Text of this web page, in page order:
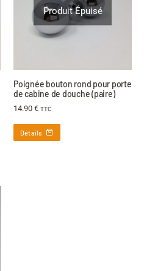
Produit Épuisé
Poignée bouton rond pour porte
de cabine de douche (paire)
14.90 € TTC
Détails